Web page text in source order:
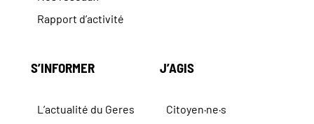
Rapport d’activité
S’INFORMER
L’actualité du Geres
J’AGIS
Citoyen·ne·s